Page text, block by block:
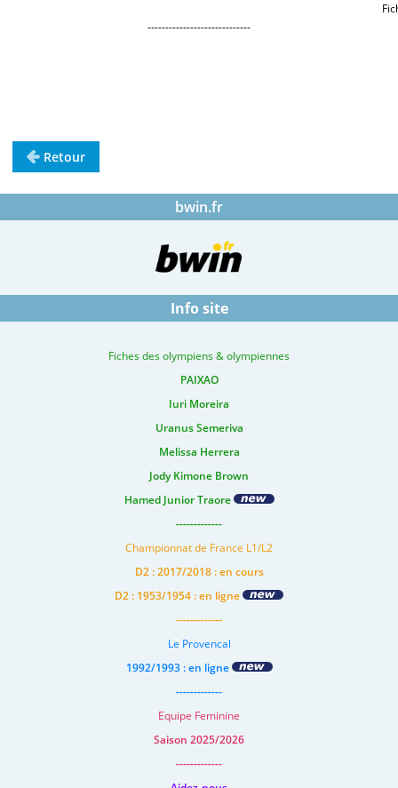
-----------------------------
Retour
bwin.fr
Info site
Fiches des olympiens & olympiennes
PAIXAO
Iuri Moreira
Uranus Semeriva
Melissa Herrera
Jody Kimone Brown
Hamed Junior Traore
-------------
Championnat de France L1/L2
D2 : 2017/2018 : en cours
D2 : 1953/1954 : en ligne
-------------
Le Provencal
1992/1993 : en ligne
-------------
Equipe Feminine
Saison 2025/2026
-------------